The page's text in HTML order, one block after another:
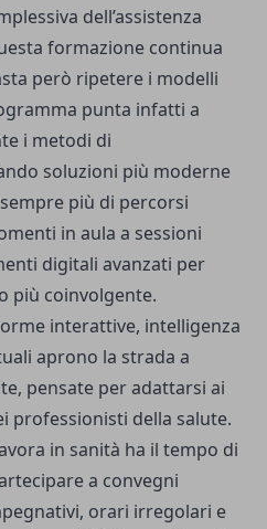
dell’assistenza
formazione continua
però ripetere i modelli
punta infatti a
i metodi di
soluzioni più moderne
più di percorsi
in aula a sessioni
digitali avanzati per
più coinvolgente.
interattive, intelligenza
aprono la strada a
pensate per adattarsi ai
professionisti della salute.
in sanità ha il tempo di
a convegni
orari irregolari e